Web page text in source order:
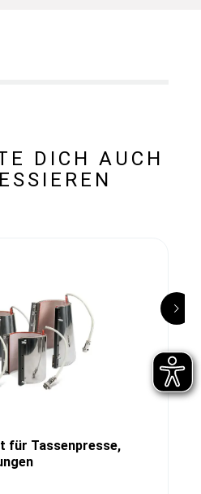
DICH AUCH
für Tassenpresse,